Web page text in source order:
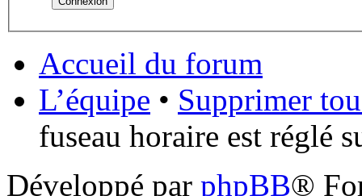
Accueil du forum
L’équipe • Supprimer
fuseau horaire est réglé
Développé par phpBB®